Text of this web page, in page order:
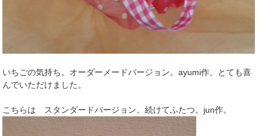
いちごの気持ち。オーダーメードバージョン。ayumi作。とても喜
んでいただけました。
こちらは スタンダードバージョン。続けてふたつ。jun作。